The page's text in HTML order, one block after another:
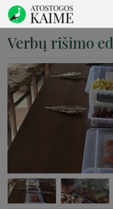
Verbų rišimo